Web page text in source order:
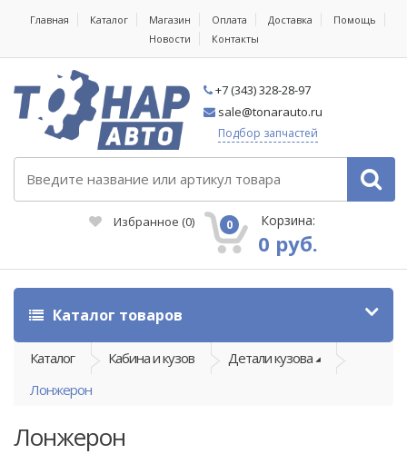
Главная Каталог Магазин Оплата Доставка
Помощь
Новости
Контакты
+7 (343) 328-28-97
sale@tonarauto.ru
Подбор запчастей
Избранное (0) 0 Корзина:
0 руб.
Каталог товаров
Каталог Кабина и кузов
Детали кузова
Лонжерон
Лонжерон